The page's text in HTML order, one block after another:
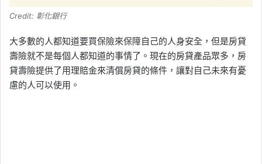
Credit: 彰化銀行
大多數的人都知道要買保險來保障自己的人身安全，但是房貸
壽險就不是每個人都知道的事情了。現在的房貸產品眾多，房
貸壽險提供了用理賠金來清償房貸的條件，讓對自己未來有憂
慮的人可以使用。